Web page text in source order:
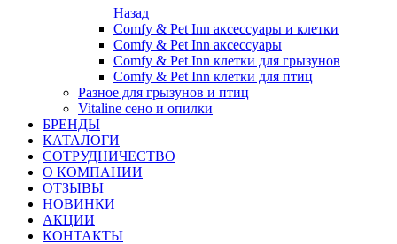
Назад
Comfy & Pet Inn аксессуары и клетки
Comfy & Pet Inn аксессуары
Comfy & Pet Inn клетки для грызунов
Comfy & Pet Inn клетки для птиц
Разное для грызунов и птиц
Vitaline сено и опилки
БРЕНДЫ
КАТАЛОГИ
СОТРУДНИЧЕСТВО
О КОМПАНИИ
ОТЗЫВЫ
НОВИНКИ
АКЦИИ
КОНТАКТЫ